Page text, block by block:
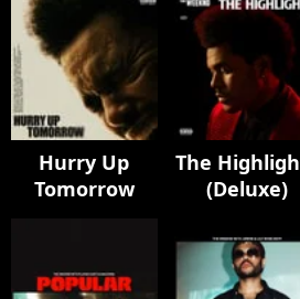
Hurry Up
Tomorrow
The
(Deluxe)